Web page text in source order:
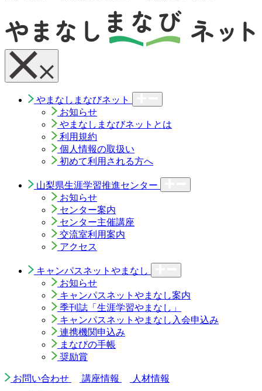
やまなしまなびネット
お知らせ
やまなしまなびネットとは
利用規約
個人情報の取扱い
初めて利用される方へ
山梨県生涯学習推進センター
お知らせ
センター案内
センター主催講座
交流室利用案内
アクセス
キャンパスネットやまなし
お知らせ
キャンパスネットやまなし案内
季刊誌「生涯学習やまなし」
キャンパスネットやまなし入会申込み
連携機関申込み
まなびの手帳
奨励賞
お問い合わせ 講座情報 人材情報